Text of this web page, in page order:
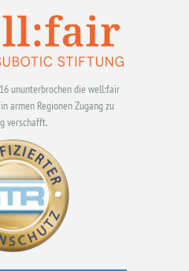
ununterbrochen die well:fair
armen Regionen Zugang zu
verschafft.